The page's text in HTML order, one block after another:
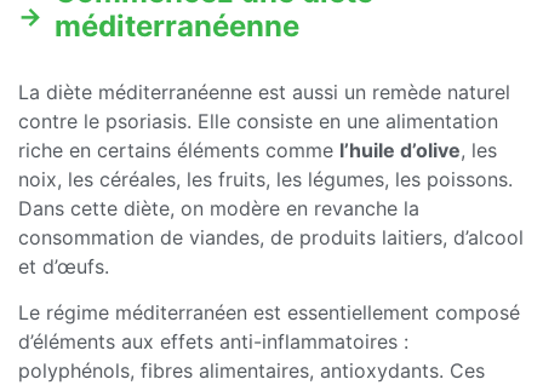
méditerranéenne
La diète méditerranéenne est aussi un remède naturel
contre le psoriasis. Elle consiste en une alimentation
riche en certains éléments comme l’huile d’olive, les
noix, les céréales, les fruits, les légumes, les poissons.
Dans cette diète, on modère en revanche la
consommation de viandes, de produits laitiers, d’alcool
et d’œufs.
Le régime méditerranéen est essentiellement composé
d’éléments aux effets anti-inflammatoires :
polyphénols, fibres alimentaires, antioxydants. Ces